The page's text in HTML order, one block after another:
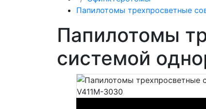
Папилотомы трехпросветные
Папилотомы
системой